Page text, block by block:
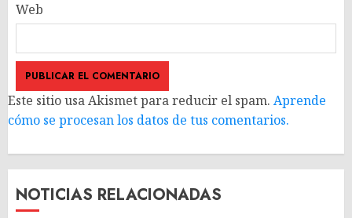
Web
Este sitio usa Akismet para reducir el spam. Aprende
cómo se procesan los datos de tus comentarios.
NOTICIAS RELACIONADAS